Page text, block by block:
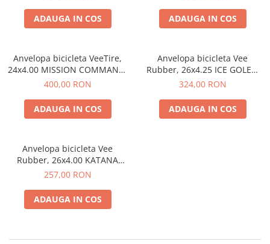
Thailanda
ADAUGA IN COS
in Thailanda
ADAUGA IN COS
Anvelopa bicicleta VeeTire,
24x4.00 MISSION COMMAND,
VRB-321 SBK 72TPI, MPC
Thailanda
400,00 RON
ADAUGA IN COS
Anvelopa bicicleta Vee
Rubber, 26x4.25 ICE GOLEM
DELUXE, VRB-372 SBK 36TPI,
BIKE - Made in Thailanda
324,00 RON
ADAUGA IN COS
Anvelopa bicicleta Vee
Rubber, 26x4.00 KATANA
DELUX, VRB-332 SBK 36TPI,
BIKE - Made in Thailanda
257,00 RON
ADAUGA IN COS